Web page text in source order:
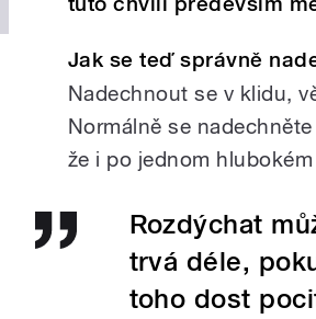
Jak se teď správně
Nadechnout se v klidu,
Normálně se
že i po jednom
Rozdýchat
trvá déle,
toho dost